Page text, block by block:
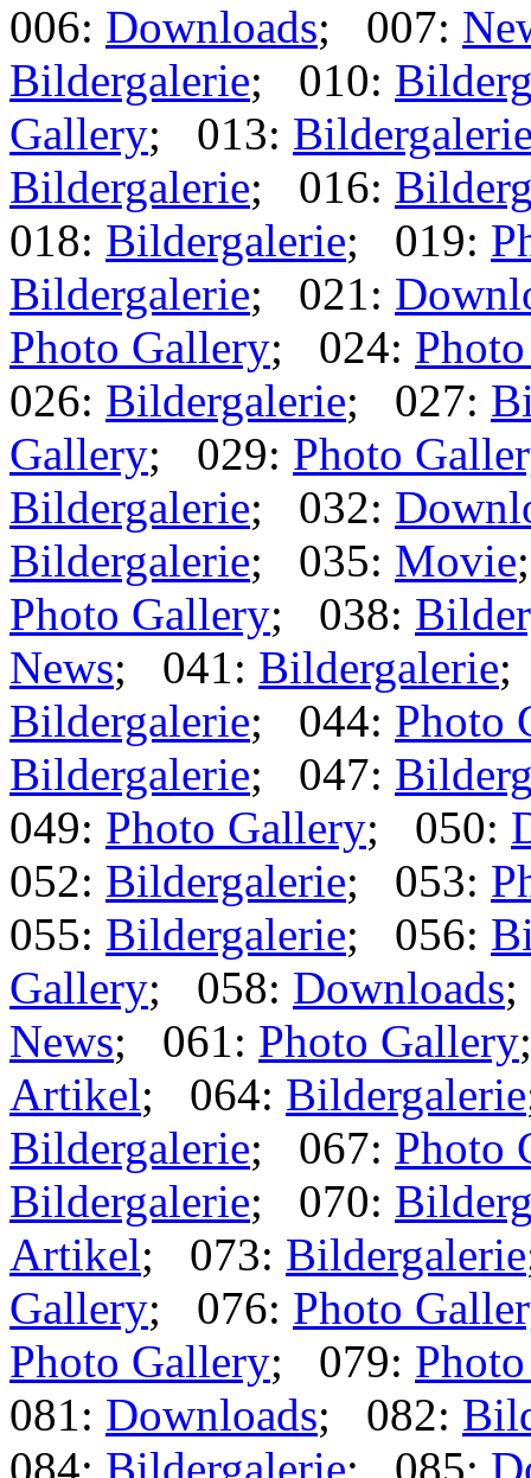
006: Downloads; 007:
Bildergalerie; 010:
Gallery; 013:
Bildergalerie; 016:
018: Bildergalerie; 019:
Bildergalerie; 021:
Photo Gallery; 024:
026: Bildergalerie; 027:
Gallery; 029: Photo
Bildergalerie; 032:
Bildergalerie; 035: Movie
Photo Gallery; 038:
News; 041: Bildergalerie;
Bildergalerie; 044: Photo
Bildergalerie; 047:
049: Photo Gallery; 050:
052: Bildergalerie; 053:
055: Bildergalerie; 056:
Gallery; 058: Downloads
News; 061: Photo Gallery
Artikel; 064: Bildergalerie
Bildergalerie; 067: Photo
Bildergalerie; 070:
Artikel; 073: Bildergalerie
Gallery; 076: Photo
Photo Gallery; 079:
081: Downloads; 082: